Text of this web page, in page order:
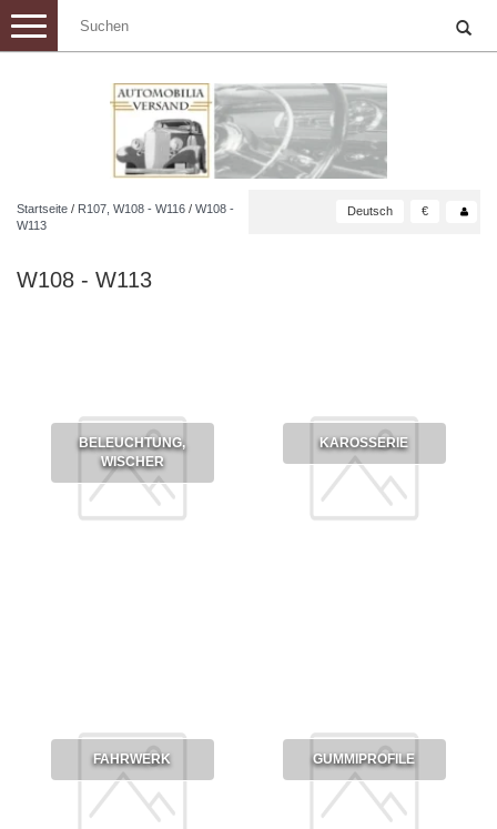
Toggle
navigation
Startseite / R107, W108 - W116 / W108 -
W113
Deutsch €
W108 - W113
BELEUCHTUNG,
WISCHER
KAROSSERIE
FAHRWERK GUMMIPROFILE